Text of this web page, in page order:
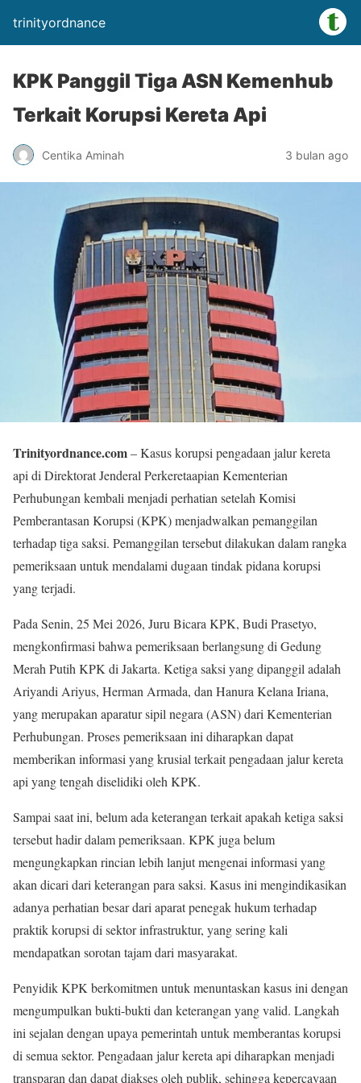
trinityordnance
KPK Panggil Tiga ASN Kemenhub
Terkait Korupsi Kereta Api
Centika Aminah 3 bulan ago
Trinityordnance.com– Kasus korupsi pengadaan jalur kereta
api di Direktorat Jenderal Perkeretaapian Kementerian
Perhubungan kembali menjadi perhatian setelah Komisi
Pemberantasan Korupsi (KPK) menjadwalkan pemanggilan
terhadap tiga saksi. Pemanggilan tersebut dilakukan dalam rangka
pemeriksaan untuk mendalami dugaan tindak pidana korupsi
yang terjadi.
Pada Senin, 25 Mei 2026, Juru Bicara KPK, Budi Prasetyo,
mengkonfirmasi bahwa pemeriksaan berlangsung di Gedung
Merah Putih KPK di Jakarta. Ketiga saksi yang dipanggil adalah
Ariyandi Ariyus, Herman Armada, dan Hanura Kelana Iriana,
yang merupakan aparatur sipil negara (ASN) dari Kementerian
Perhubungan. Proses pemeriksaan ini diharapkan dapat
memberikan informasi yang krusial terkait pengadaan jalur kereta
api yang tengah diselidiki oleh KPK.
Sampai saat ini, belum ada keterangan terkait apakah ketiga saksi
tersebut hadir dalam pemeriksaan. KPK juga belum
mengungkapkan rincian lebih lanjut mengenai informasi yang
akan dicari dari keterangan para saksi. Kasus ini mengindikasikan
adanya perhatian besar dari aparat penegak hukum terhadap
praktik korupsi di sektor infrastruktur, yang sering kali
mendapatkan sorotan tajam dari masyarakat.
Penyidik KPK berkomitmen untuk menuntaskan kasus ini dengan
mengumpulkan bukti-bukti dan keterangan yang valid. Langkah
ini sejalan dengan upaya pemerintah untuk memberantas korupsi
di semua sektor. Pengadaan jalur kereta api diharapkan menjadi
transparan dan dapat diakses oleh publik, sehingga kepercayaan